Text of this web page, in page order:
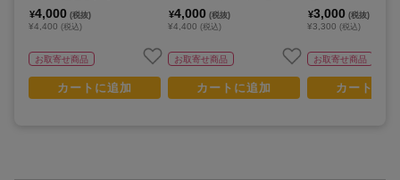
ト)
¥4,000 (税抜)
¥4,400 (税込)
お取寄せ商品
カートに追加
¥4,000 (税抜)
¥4,400 (税込)
お取寄せ商品
カートに追加
スト)【コンプリー
個入り】
¥3,000 (税抜)
¥3,300 (税込)
お取寄せ商品
カートに